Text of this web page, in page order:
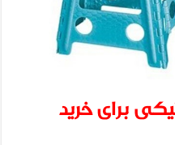
برای خرید